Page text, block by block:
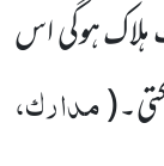
ہوگی اس
(مدارک،